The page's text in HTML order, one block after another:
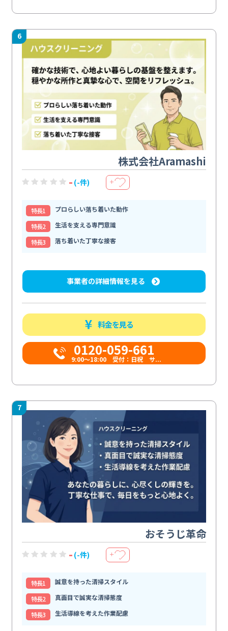
6
株式会社Aramashi
- (-件) ＋
特⻑1
プロらしい落ち着いた動作
特⻑2
生活を支える専門意識
特⻑3
落ち着いた丁寧な接客
事業者の詳細情報を見る
料金を見る
0120-059-661
9:00〜18:00 受付：日祝 サ...
7
おそうじ革命
- (-件) ＋
特⻑1
誠意を持った清掃スタイル
特⻑2
真面目で誠実な清掃態度
特⻑3
生活導線を考えた作業配慮